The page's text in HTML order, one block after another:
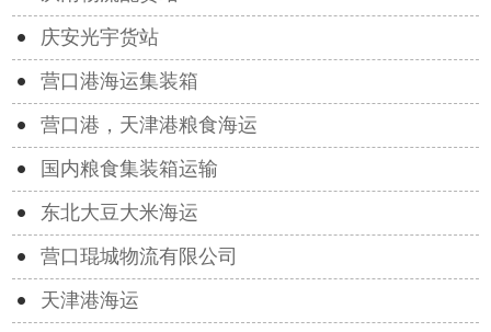
庆安光宇货站
营口港海运集装箱
营口港，天津港粮食海运
国内粮食集装箱运输
东北大豆大米海运
营口琨城物流有限公司
天津港海运